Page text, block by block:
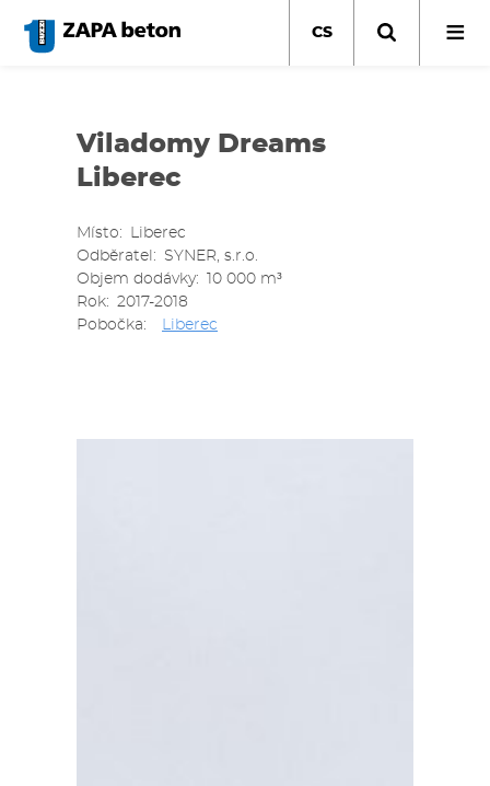
hlavnímu
CS
Viladomy Dreams
Liberec
Místo
Liberec
Odběratel
SYNER, s.r.o.
Objem dodávky
10 000 m³
Rok
2017-2018
Pobočka
Liberec